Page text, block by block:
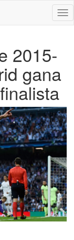
2015-
gana